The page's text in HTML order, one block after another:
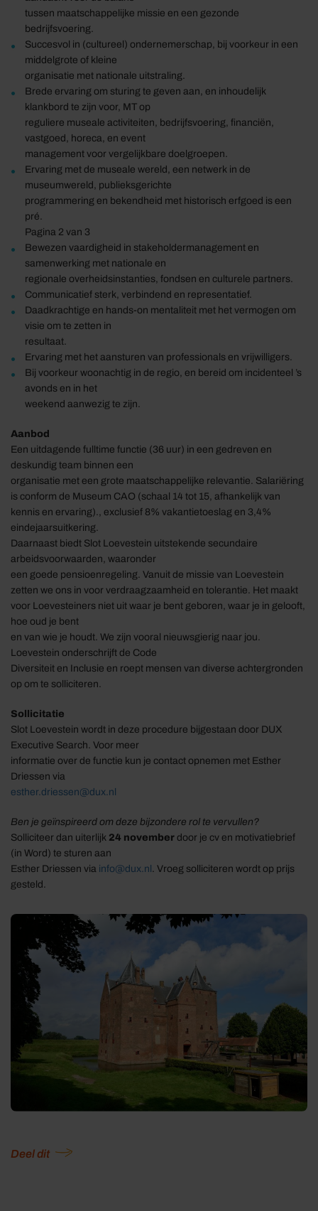
tussen maatschappelijke missie en een gezonde
bedrijfsvoering.
Succesvol in (cultureel) ondernemerschap, bij voorkeur in een
middelgrote of kleine
organisatie met nationale uitstraling.
Brede ervaring om sturing te geven aan, en inhoudelijk
klankbord te zijn voor, MT op
reguliere museale activiteiten, bedrijfsvoering, financiën,
vastgoed, horeca, en event
management voor vergelijkbare doelgroepen.
Ervaring met de museale wereld, een netwerk in de
museumwereld, publieksgerichte
programmering en bekendheid met historisch erfgoed is een
pré.
Pagina 2 van 3
Bewezen vaardigheid in stakeholdermanagement en
samenwerking met nationale en
regionale overheidsinstanties, fondsen en culturele partners.
Communicatief sterk, verbindend en representatief.
Daadkrachtige en hands-on mentaliteit met het vermogen om
visie om te zetten in
resultaat.
Ervaring met het aansturen van professionals en vrijwilligers.
Bij voorkeur woonachtig in de regio, en bereid om incidenteel ’s
avonds en in het
weekend aanwezig te zijn.
Aanbod
Een uitdagende fulltime functie (36 uur) in een gedreven en
deskundig team binnen een
organisatie met een grote maatschappelijke relevantie. Salariëring
is conform de Museum CAO (schaal 14 tot 15, afhankelijk van
kennis en ervaring)., exclusief 8% vakantietoeslag en 3,4%
eindejaarsuitkering.
Daarnaast biedt Slot Loevestein uitstekende secundaire
arbeidsvoorwaarden, waaronder
een goede pensioenregeling. Vanuit de missie van Loevestein
zetten we ons in voor verdraagzaamheid en tolerantie. Het maakt
voor Loevesteiners niet uit waar je bent geboren, waar je in gelooft,
hoe oud je bent
en van wie je houdt. We zijn vooral nieuwsgierig naar jou.
Loevestein onderschrijft de Code
Diversiteit en Inclusie en roept mensen van diverse achtergronden
op om te solliciteren.
Sollicitatie
Slot Loevestein wordt in deze procedure bijgestaan door DUX
Executive Search. Voor meer
informatie over de functie kun je contact opnemen met Esther
Driessen via
esther.driessen@dux.nl
Ben je geïnspireerd om deze bijzondere rol te vervullen?
Solliciteer dan uiterlijk 24 november door je cv en motivatiebrief
(in Word) te sturen aan
Esther Driessen via info@dux.nl . Vroeg solliciteren wordt op prijs
gesteld.
Deel dit